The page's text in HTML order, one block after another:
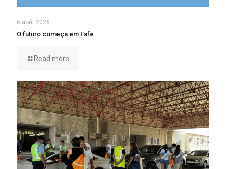
6 août 2026
O futuro começa em Fafe
Read more